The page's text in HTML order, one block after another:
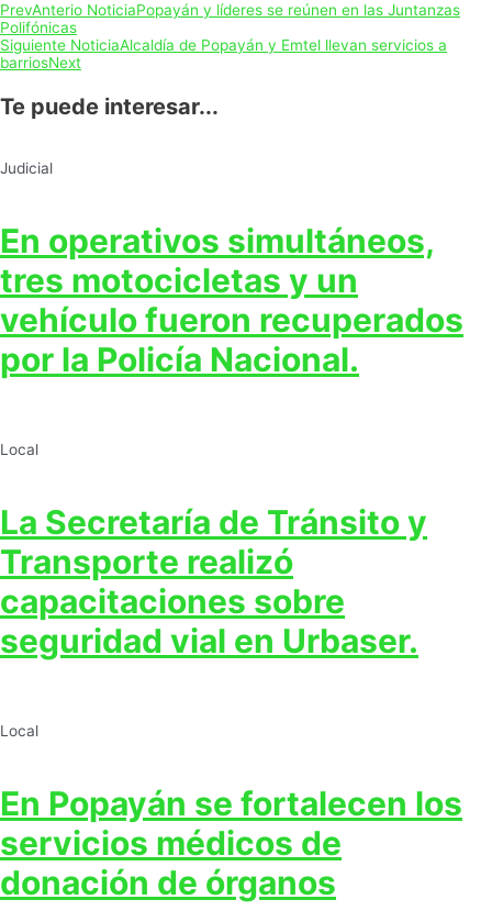
PrevAnterio NoticiaPopayán y líderes se reúnen en las Juntanzas
Polifónicas
Siguiente NoticiaAlcaldía de Popayán y Emtel llevan servicios a
barriosNext
Te puede interesar...
Judicial
En operativos simultáneos,
tres motocicletas y un
vehículo fueron recuperados
por la Policía Nacional.
Local
La Secretaría de Tránsito y
Transporte realizó
capacitaciones sobre
seguridad vial en Urbaser.
Local
En Popayán se fortalecen los
servicios médicos de
donación de órganos